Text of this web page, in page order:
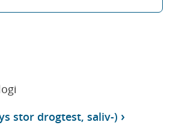
stor drogtest, saliv-)